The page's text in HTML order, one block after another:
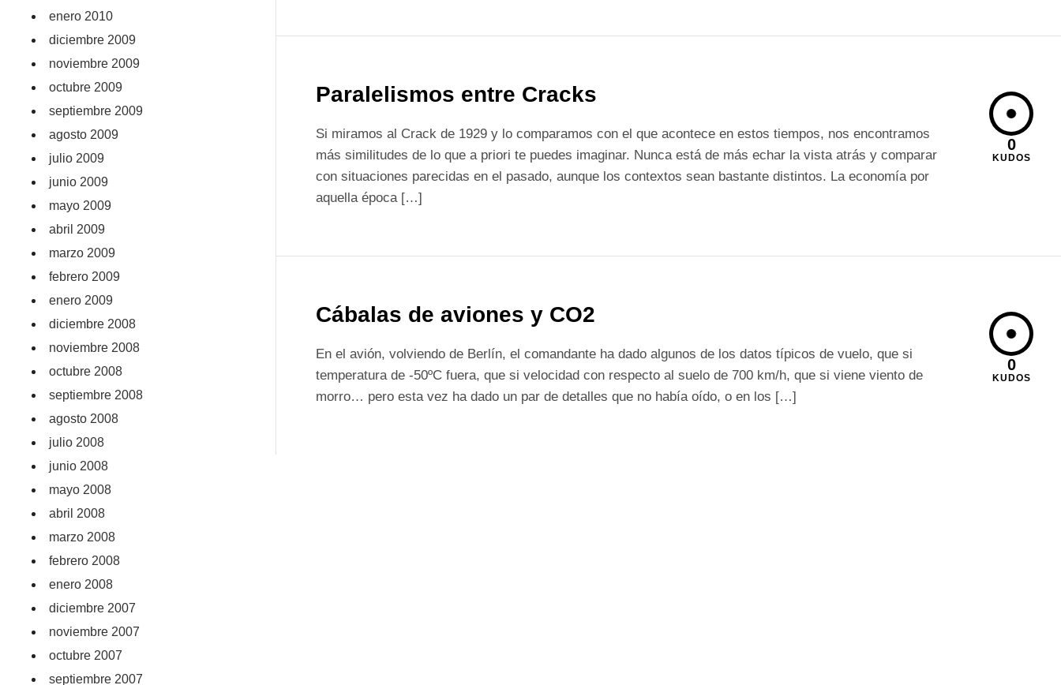
enero 2010
diciembre 2009
noviembre 2009
octubre 2009
septiembre 2009
agosto 2009
julio 2009
junio 2009
mayo 2009
abril 2009
marzo 2009
febrero 2009
enero 2009
diciembre 2008
noviembre 2008
octubre 2008
septiembre 2008
agosto 2008
julio 2008
junio 2008
mayo 2008
abril 2008
marzo 2008
febrero 2008
enero 2008
diciembre 2007
noviembre 2007
octubre 2007
septiembre 2007
Paralelismos entre Cracks
Si miramos al Crack de 1929 y lo comparamos con el que acontece en estos tiempos, nos encontramos
más similitudes de lo que a priori te puedes imaginar. Nunca está de más echar la vista atrás y comparar
con situaciones parecidas en el pasado, aunque los contextos sean bastante distintos. La economía por
aquella época […]
0
KUDOS
Cábalas de aviones y CO2
En el avión, volviendo de Berlín, el comandante ha dado algunos de los datos típicos de vuelo, que si
temperatura de -50ºC fuera, que si velocidad con respecto al suelo de 700 km/h, que si viene viento de
morro… pero esta vez ha dado un par de detalles que no había oído, o en los […]
0
KUDOS